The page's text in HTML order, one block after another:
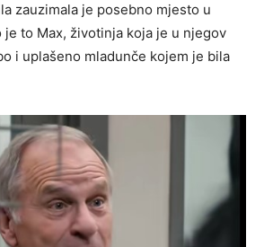
zauzimala je posebno mjesto u
je to Max, životinja koja je u njegov
i uplašeno mladunče kojem je bila